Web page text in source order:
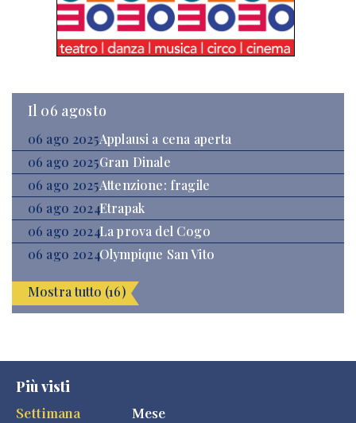
Il 06 agosto
06 ago 2025Applausi a cena aperta
06 ago 2025Gran Dinale
06 ago 2025Attenzione: fragile
06 ago 2024Etrapak
06 ago 2024La prova del Cogo
06 ago 2024Olympique San Vito
Mostra tutto (16)
Più visti
Settimana
Mese